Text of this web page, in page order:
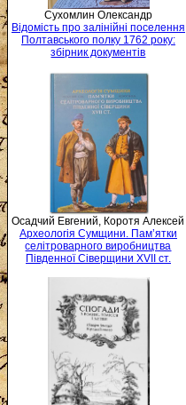
Сухомлин Олександр
Відомість про залінійні поселення
Полтавського полку 1762 року:
збірник документів
Осадчий Евгений, Коротя Алексей
Археологія Сумщини. Пам’ятки
селітроварного виробництва
Південної Сіверщини XVII ст.